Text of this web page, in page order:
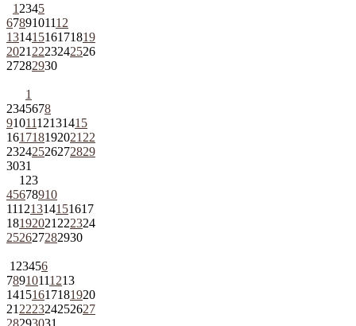
1 2345
6789101112
13141516171819
2021 2223242526
27282930
1
2345678
9101112131415
161718192021 22
23242526272829
3031
1 23
45678910
11121314151617
18192021 222324
252627282930
1 23456
78910111213
14151617181920
21 222324252627
28293031